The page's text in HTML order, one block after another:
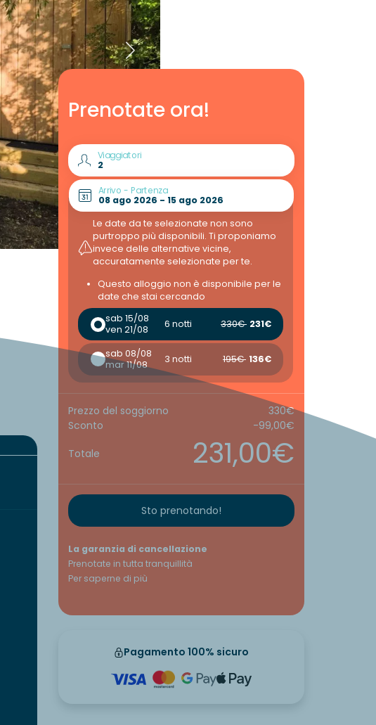
Prenotate ora!
Viaggiatori
Arrivo - Partenza
Le date da te selezionate non sono
purtroppo più disponibili. Ti proponiamo
invece delle alternative vicine,
accuratamente selezionate per te.
Questo alloggio non è disponibile per le
date che stai cercando
sab 15/08
ven 21/08
6 notti 330€ 231€
sab 08/08
mar 11/08
3 notti 195€ 136€
Prezzo del soggiorno
330€
Sconto
-99,00€
Totale
231,00€
Sto prenotando!
La garanzia di cancellazione
Prenotate in tutta tranquillità
Per saperne di più
Pagamento 100% sicuro